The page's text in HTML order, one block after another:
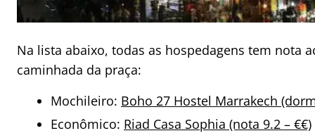
Na lista abaixo, todas as hospedagens tem nota
caminhada da praça:
Mochileiro: Boho 27 Hostel Marrakech
Econômico: Riad Casa Sophia (nota 9.2 – €€)